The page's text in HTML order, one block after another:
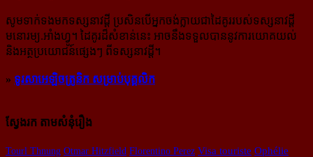
សូម​ទាក់ទង​មក​ទស្សនាវដ្ដី ប្រសិន​បើ​អ្នក​ចង់​ក្លាយ​ជា​ដៃគូរ​របស់​ទស្សនាវដ្ដី​
មនោរម្យ.អាំងហ្វូ។ ដៃ​គូរ​ដ៏​សំខាន់​នេះ អាច​នឹង​ទទួល​បាន​នូវ​ការ​យោគយល់
និង​អត្ថ​ប្រយោជន៍​ផ្សេងៗ ពីទស្សនាវដ្ដី។
» ទូរសាអេឡិចត្រូនិក សម្រាប់បុគ្គលិក
ស្វែងរក តាមសំនុំរឿង
Tourl Thnung Otmar Hitzfield Florentino Perez Visa touriste Ophélie